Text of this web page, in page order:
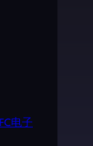
电子